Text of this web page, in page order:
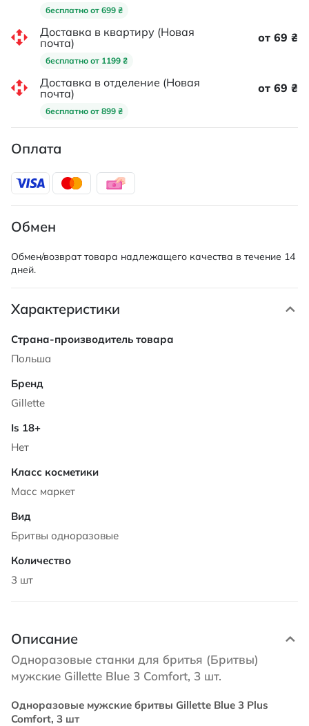
бесплатно от 699 ₴
Доставка в квартиру (Новая
почта)
бесплатно от 1199 ₴
от 69 ₴
Доставка в отделение (Новая
почта)
бесплатно от 899 ₴
от 69 ₴
Оплата
Обмен
Обмен/возврат товара надлежащего качества в течение 14
дней.
Характеристики
Характеристики
Польша
Gillette
Нет
Масс маркет
Бритвы одноразовые
3 шт
Описание
Одноразовые станки для бритья (Бритвы)
мужские Gillette Blue 3 Comfort, 3 шт.
Одноразовые мужские бритвы Gillette Blue 3 Plus
Comfort, 3 шт